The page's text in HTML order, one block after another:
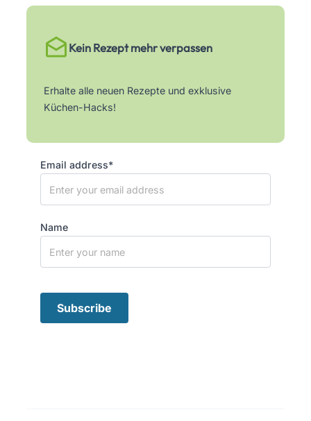
Kein Rezept mehr verpassen
Erhalte alle neuen Rezepte und exklusive
Küchen-Hacks!
Email address*
Name